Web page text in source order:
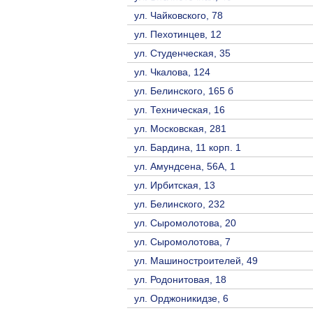
ул. Чайковского, 78
ул. Пехотинцев, 12
ул. Студенческая, 35
ул. Чкалова, 124
ул. Белинского, 165 б
ул. Техническая, 16
ул. Московская, 281
ул. Бардина, 11 корп. 1
ул. Амундсена, 56А, 1
ул. Ирбитская, 13
ул. Белинского, 232
ул. Сыромолотова, 20
ул. Сыромолотова, 7
ул. Машиностроителей, 49
ул. Родонитовая, 18
ул. Орджоникидзе, 6